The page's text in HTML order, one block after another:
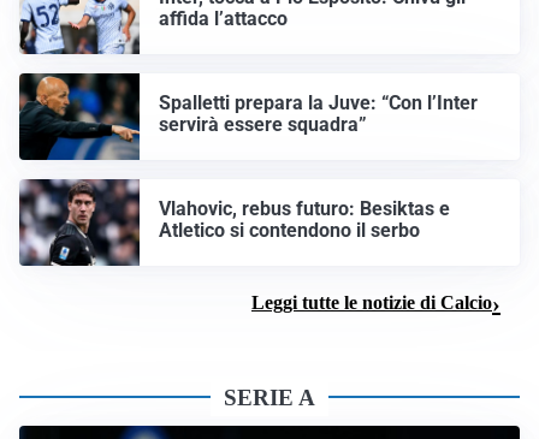
affida l’attacco
Spalletti prepara la Juve: “Con l’Inter
servirà essere squadra”
Vlahovic, rebus futuro: Besiktas e
Atletico si contendono il serbo
Leggi tutte le notizie di Calcio
SERIE A